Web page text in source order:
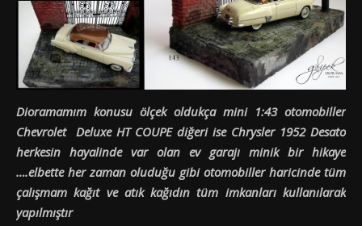
Dioramamım konusu ölçek oldukça mini 1:43 otomobiller
Chevrolet Deluxe HT COUPE diğeri ise Chrysler 1952 Desato
herkesin hayalinde var olan ev garajı minik bir hikaye
….elbette her zaman oluduğu gibi otomobiller haricinde tüm
çalışmam kağıt ve atık kağıdın tüm imkanları kullanılarak
yapılmıştır